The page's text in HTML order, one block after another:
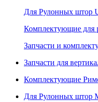
Для Рулонных штор
Комплектующие для
Запчасти и
Запчасти для
Комплектующие
Для Рулонных штор